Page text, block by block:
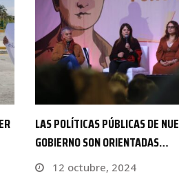
HABRÁ LEY SECA EN YAUTEPEC
30 marzo, 2021